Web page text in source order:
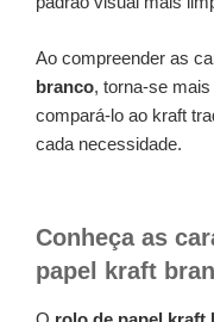
Ao compreender as
branco, torna-se
compará-lo ao kraft
cada necessidade.
Conheça as
papel kraft